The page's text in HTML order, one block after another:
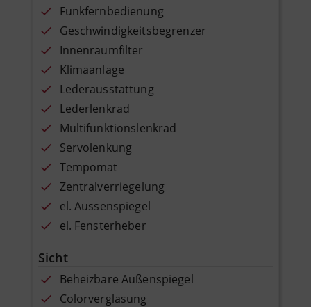
Funkfernbedienung
Geschwindigkeitsbegrenzer
Innenraumfilter
Klimaanlage
Lederausstattung
Lederlenkrad
Multifunktionslenkrad
Servolenkung
Tempomat
Zentralverriegelung
el. Aussenspiegel
el. Fensterheber
Sicht
Beheizbare Außenspiegel
Colorverglasung